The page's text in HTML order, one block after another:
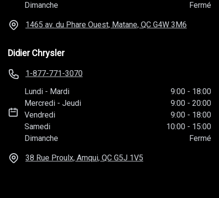
Dimanche
Fermé
1465 av. du Phare Ouest, Matane, QC G4W 3M6
Didier Chrysler
1-877-771-3070
Lundi - Mardi 9:00 - 18:00
Mercredi -Jeudi 9:00 - 20:00
Vendredi
9:00 - 18:00
Samedi
10:00 - 15:00
Dimanche
Fermé
38 Rue Proulx, Amqui, QC G5J 1V5